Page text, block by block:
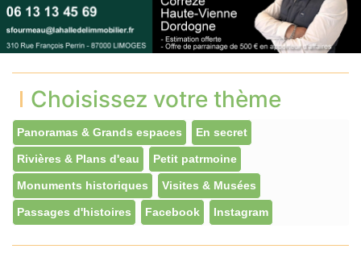
Choisissez votre thème
Panoramas & Grands espaces En secret
Rivières & Plans d'eau Petit patrmoine
Monuments historiques Visites & Musées
Passages d'histoires Facebook Instagram